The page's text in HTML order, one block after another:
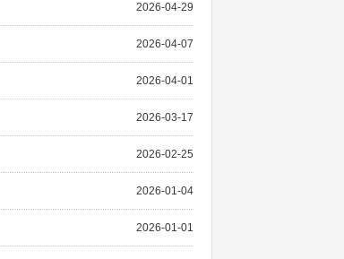
2026-04-29
2026-04-07
2026-04-01
2026-03-17
2026-02-25
2026-01-04
2026-01-01